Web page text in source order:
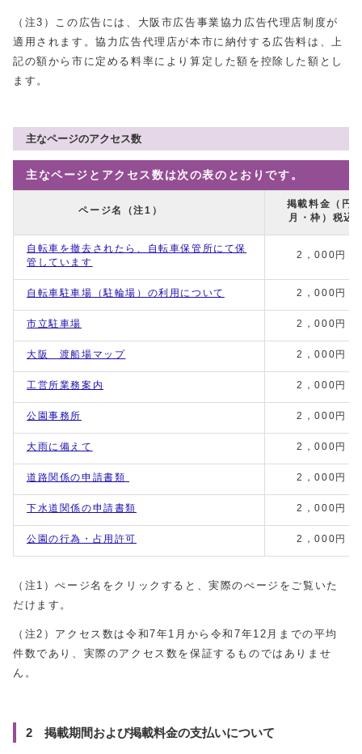
（注3）この広告には、大阪市広告事業協力広告代理店制度が
適用されます。協力広告代理店が本市に納付する広告料は、上
記の額から市に定める料率により算定した額を控除した額とし
ます。
主なページのアクセス数
主なページとアクセス数は次の表のとおりです。
ページ名（注1）
掲載料金（円/
月・枠）税込
自転車を撤去されたら、自転車保管所にて保
管しています
2，000円
自転車駐車場（駐輪場）の利用について 2，000円
市立駐車場 2，000円
大阪 渡船場マップ 2，000円
工営所業務案内 2，000円
公園事務所 2，000円
大雨に備えて 2，000円
道路関係の申請書類 2，000円
下水道関係の申請書類 2，000円
公園の行為・占用許可 2，000円
（注1）ぺージ名をクリックすると、実際のぺージをご覧いた
だけます。
（注2）アクセス数は令和7年1月から令和7年12月までの平均
件数であり、実際のアクセス数を保証するものではありませ
ん。
2 掲載期間および掲載料金の支払いについて